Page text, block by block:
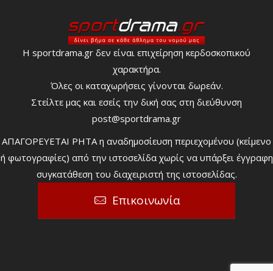
Η sportdrama.gr δεν είναι επιχείρηση κερδοσκοπικού
χαρακτήρα.
Όλες οι καταχωρήσεις γίνονται δωρεάν.
Στείλτε μας και εσείς την δική σας στη διεύθυνση
post@sportdrama.gr
ΑΠΑΓΟΡΕΥΕΤΑΙ ΡΗΤΑ η αναδημοσίευση περιεχομένου (κείμενο
ή φωτογραφίες) από την ιστοσελίδα χωρίς να υπάρξει έγγραφη
συγκατάθεση του διαχειριστή της ιστοσελίδας.
Επικοινωνία